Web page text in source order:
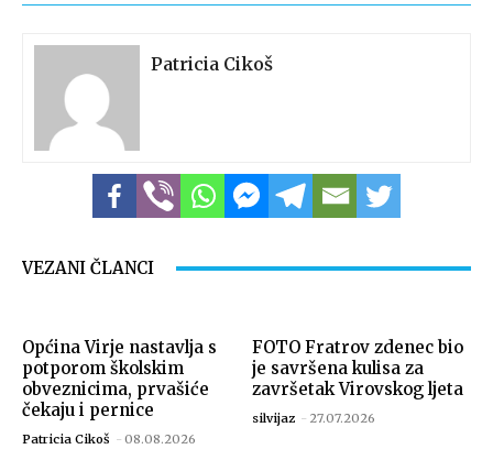
Patricia Cikoš
VEZANI ČLANCI
Općina Virje nastavlja s
potporom školskim
obveznicima, prvašiće
čekaju i pernice
Patricia Cikoš - 08.08.2026
FOTO Fratrov zdenec bio
je savršena kulisa za
završetak Virovskog ljeta
silvijaz - 27.07.2026